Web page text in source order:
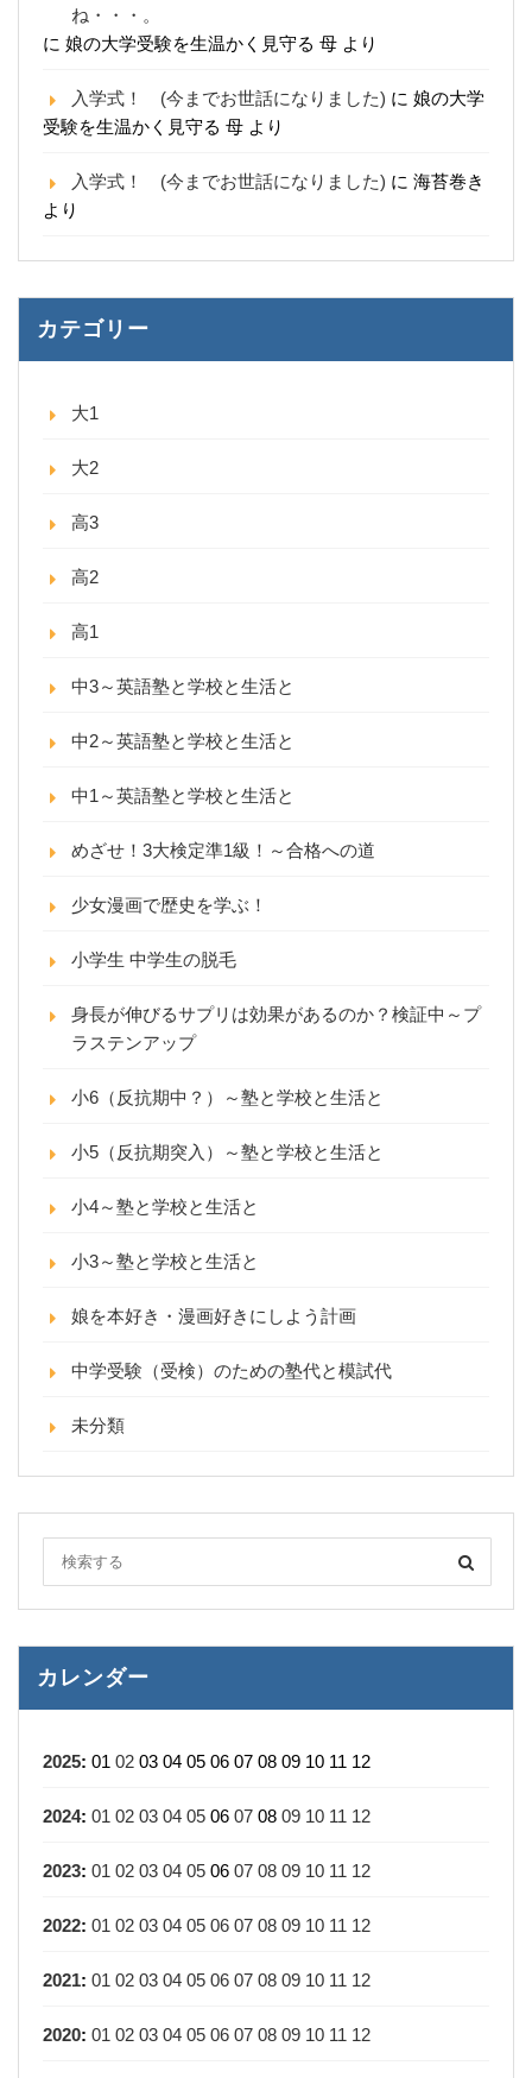
ね・・・。
に 娘の大学受験を生温かく見守る 母 より
入学式！ (今までお世話になりました) に 娘の大学
受験を生温かく見守る 母 より
入学式！ (今までお世話になりました) に 海苔巻き
より
カテゴリー
大1
大2
高3
高2
高1
中3～英語塾と学校と生活と
中2～英語塾と学校と生活と
中1～英語塾と学校と生活と
めざせ！3大検定準1級！～合格への道
少女漫画で歴史を学ぶ！
小学生 中学生の脱毛
身長が伸びるサプリは効果があるのか？検証中～プ
ラステンアップ
小6（反抗期中？）～塾と学校と生活と
小5（反抗期突入）～塾と学校と生活と
小4～塾と学校と生活と
小3～塾と学校と生活と
娘を本好き・漫画好きにしよう計画
中学受験（受検）のための塾代と模試代
未分類
カレンダー
2025: 01 02 03 04 05 06 07 08 09 10 11 12
2024: 01 02 03 04 05 06 07 08 09 10 11 12
2023: 01 02 03 04 05 06 07 08 09 10 11 12
2022: 01 02 03 04 05 06 07 08 09 10 11 12
2021: 01 02 03 04 05 06 07 08 09 10 11 12
2020: 01 02 03 04 05 06 07 08 09 10 11 12